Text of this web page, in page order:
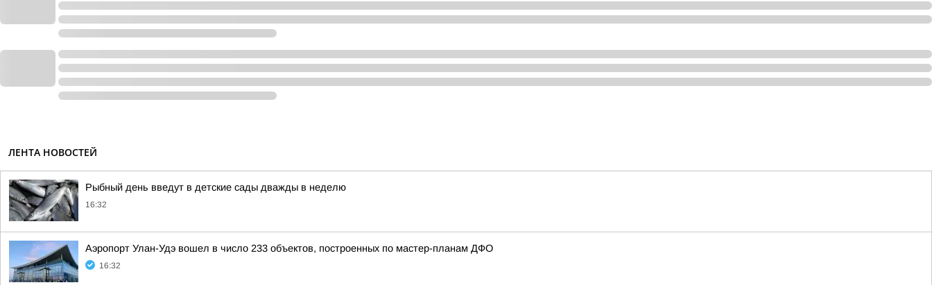
ЛЕНТА НОВОСТЕЙ
Рыбный день введут в детские сады дважды в неделю
16:32
Аэропорт Улан-Удэ вошел в число 233 объектов, построенных по мастер-планам ДФО
16:32